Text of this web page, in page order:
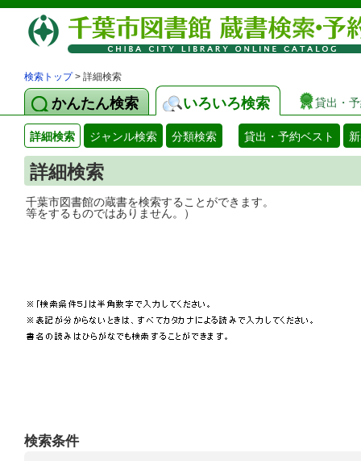
検索トップ> 詳細検索
かんたん検索 いろいろ検索 貸出・
詳細検索 ジャンル検索 分類検索 貸出・予約ベスト
詳細検索
千葉市図書館の蔵書を検索することがで
等をするものではありません。）
検索条件